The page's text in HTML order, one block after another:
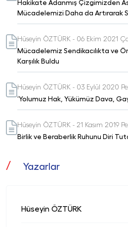
Yazarlar
Hüseyin ÖZTÜRK
Hakikate Adanmış Çizgimizden
Mücadelemizi Daha da Artırarak
Hüseyin ÖZTÜRK - 06 Ekim 2021
Mücadelemiz Sendikacılıkta ve
Karşılık Buldu
Hüseyin ÖZTÜRK - 03 Eylül 2020
‘Yolumuz Hak, Yükümüz Dava,
Hüseyin ÖZTÜRK - 21 Kasım 2019
Birlik ve Beraberlik Ruhunu Diri